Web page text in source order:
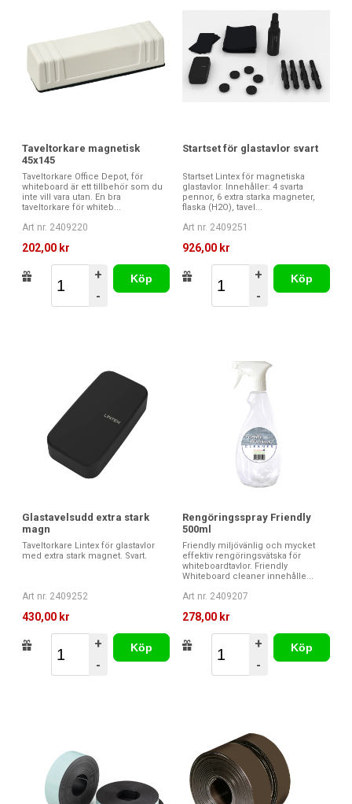
Taveltorkare magnetisk
45x145
Taveltorkare Office Depot, för
whiteboard är ett tillbehör som du
inte vill vara utan. En bra
taveltorkare för whiteb...
Art nr. 2409220
202,00 kr
+
-
Köp
Startset för glastavlor svart
Startset Lintex för magnetiska
glastavlor. Innehåller: 4 svarta
pennor, 6 extra starka magneter,
flaska (H2O), tavel...
Art nr. 2409251
926,00 kr
+
-
Köp
Glastavelsudd extra stark
magn
Taveltorkare Lintex för glastavlor
med extra stark magnet. Svart.
Art nr. 2409252
430,00 kr
+
-
Köp
Rengöringsspray Friendly
500ml
Friendly miljövänlig och mycket
effektiv rengöringsvätska för
whiteboardtavlor. Friendly
Whiteboard cleaner innehålle...
Art nr. 2409207
278,00 kr
+
-
Köp